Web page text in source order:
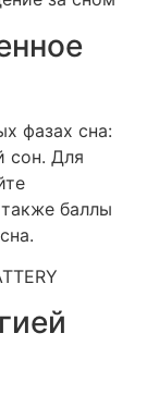
фазах сна:
сон. Для
баллы
тему нашей
Мы
быстрее и
с вами